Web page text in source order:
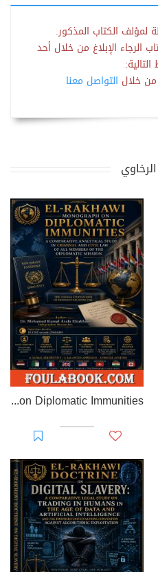
لمؤلف الكتاب المذكور.
الرجاء الإبلاغ من خلال أحد
التالية:
خلال التواصل معنا
EL-RAKHAWI MONOGRAPH on Diplomatic Immunities